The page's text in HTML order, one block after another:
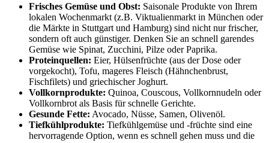
Frisches Gemüse und Obst: Saisonale Produkte von Ihrem
lokalen Wochenmarkt (z.B. Viktualienmarkt in München oder
die Märkte in Stuttgart und Hamburg) sind nicht nur frischer,
sondern oft auch günstiger. Denken Sie an schnell garendes
Gemüse wie Spinat, Zucchini, Pilze oder Paprika.
Proteinquellen: Eier, Hülsenfrüchte (aus der Dose oder
vorgekocht), Tofu, mageres Fleisch (Hähnchenbrust,
Fischfilets) und griechischer Joghurt.
Vollkornprodukte: Quinoa, Couscous, Vollkornnudeln oder
Vollkornbrot als Basis für schnelle Gerichte.
Gesunde Fette: Avocado, Nüsse, Samen, Olivenöl.
Tiefkühlprodukte: Tiefkühlgemüse und -früchte sind eine
hervorragende Option, wenn es schnell gehen muss und die